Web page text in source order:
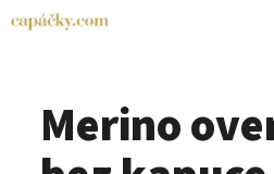
Přejít
Merino
K